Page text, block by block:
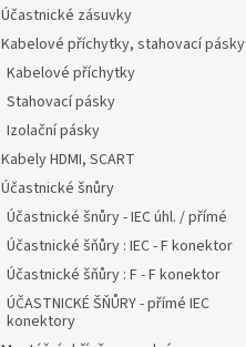
Účastnické zásuvky
Kabelové příchytky, stahovací pásky
Kabelové příchytky
Stahovací pásky
Izolační pásky
Kabely HDMI, SCART
Účastnické šnůry
Účastnické šnůry - IEC úhl. / přímé
Účastnické šňůry : IEC - F konektor
Účastnické šňůry : F - F konektor
ÚČASTNICKÉ ŠŇŮRY - přímé IEC
konektory